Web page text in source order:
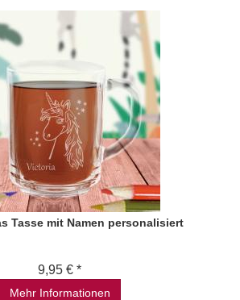
Tasse mit Namen personalisiert
9,95 € *
Mehr Informationen